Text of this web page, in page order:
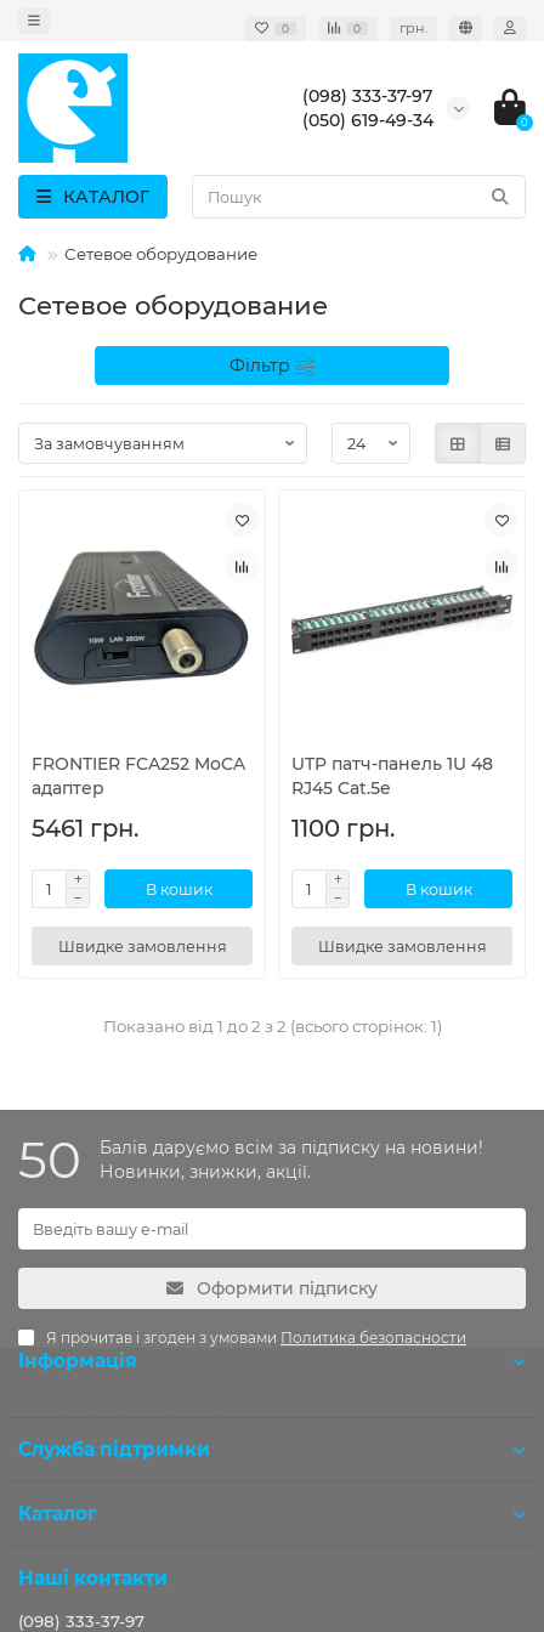
0 0 грн.
(098) 333-37-97
(050) 619-49-34
0
КАТАЛОГ
Сетевое оборудование
Сетевое оборудование
Фільтр
FRONTIER FCA252 MoCA
адаптер
5461 грн.
В кошик
Швидке замовлення
UTP патч-панель 1U 48
RJ45 Cat.5e
1100 грн.
В кошик
Швидке замовлення
Показано від 1 до 2 з 2 (всього сторінок: 1)
50
Балів даруємо всім за підписку на новини!
Новинки, знижки, акції.
Оформити підписку
Я прочитав і згоден з умовами Политика безопасности
Інформація
Служба підтримки
Каталог
Наші контакти
(098) 333-37-97